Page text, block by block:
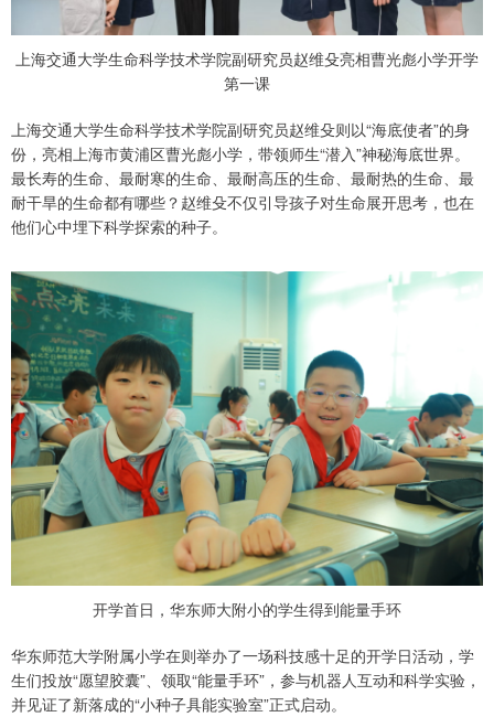
上海交通大学生命科学技术学院副研究员赵维殳亮相曹光彪小学开学
第一课
上海交通大学生命科学技术学院副研究员赵维殳则以“海底使者”的身
份，亮相上海市黄浦区曹光彪小学，带领师生“潜入”神秘海底世界。
最长寿的生命、最耐寒的生命、最耐高压的生命、最耐热的生命、最
耐干旱的生命都有哪些？赵维殳不仅引导孩子对生命展开思考，也在
他们心中埋下科学探索的种子。
开学首日，华东师大附小的学生得到能量手环
华东师范大学附属小学在则举办了一场科技感十足的开学日活动，学
生们投放“愿望胶囊”、领取“能量手环”，参与机器人互动和科学实验，
并见证了新落成的“小种子具能实验室”正式启动。